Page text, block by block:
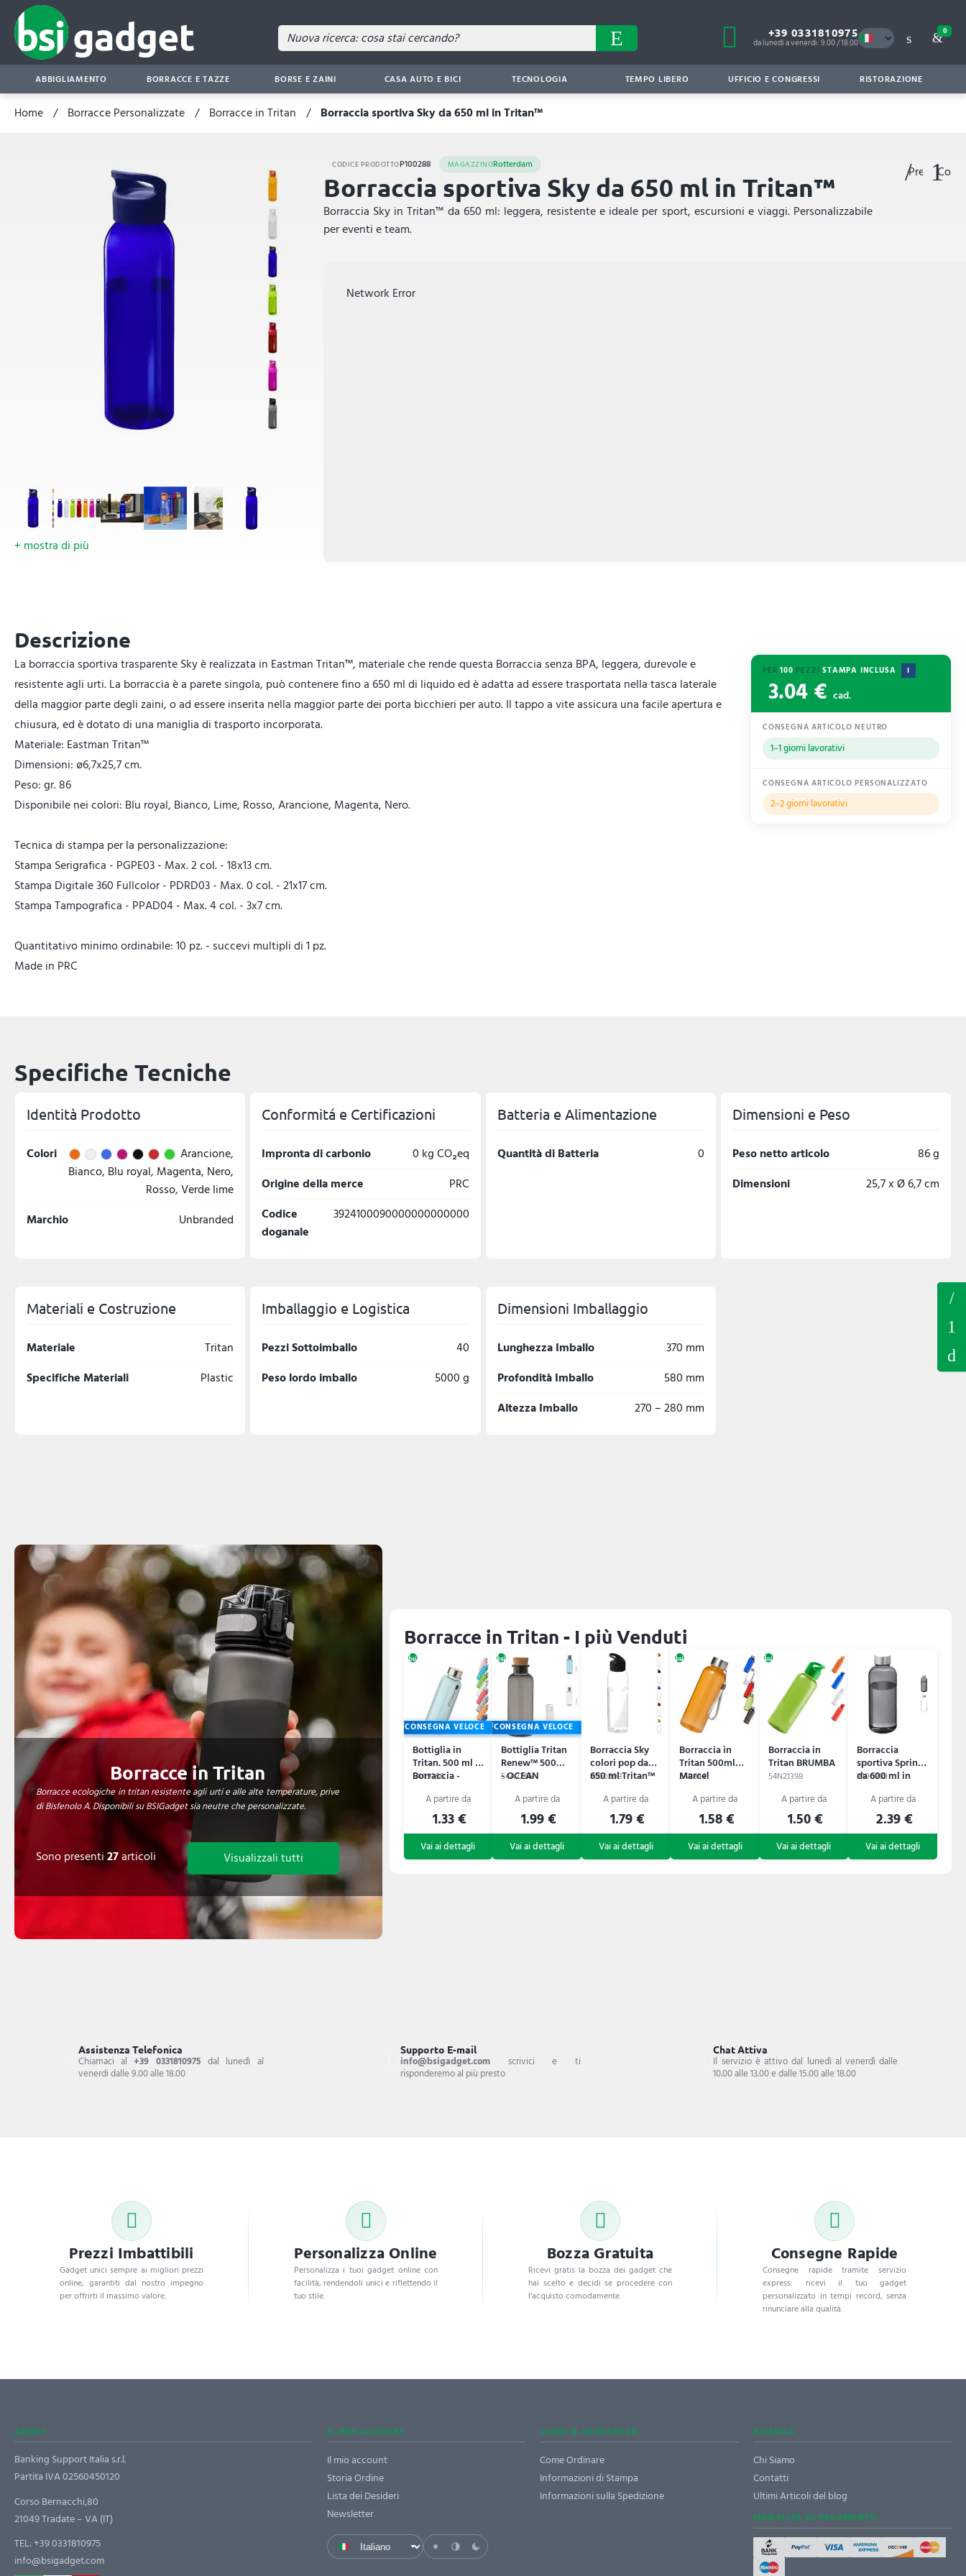
+39 0331810975
da lunedì a venerdì: 9.00 / 18.00
0
ABBIGLIAMENTO BORRACCE E TAZZE BORSE E ZAINI CASA AUTO E BICI TECNOLOGIA TEMPO LIBERO UFFICIO E CONGRESSI RISTORAZIONE
Home Borracce Personalizzate Borracce in Tritan Borraccia sportiva Sky da 650 ml in Tritan™
CODICE PRODOTTOP100288 MAGAZZINORotterdam
Borraccia sportiva Sky da 650 ml in Tritan™
Borraccia Sky in Tritan™ da 650 ml: leggera, resistente e ideale per sport, escursioni e viaggi. Personalizzabile
per eventi e team.
+ mostra di più
Preferiti
Network Error
Descrizione
La borraccia sportiva trasparente Sky è realizzata in Eastman Tritan™, materiale che rende questa Borraccia senza BPA, leggera, durevole e
resistente agli urti. La borraccia è a parete singola, può contenere fino a 650 ml di liquido ed è adatta ad essere trasportata nella tasca laterale
della maggior parte degli zaini, o ad essere inserita nella maggior parte dei porta bicchieri per auto. Il tappo a vite assicura una facile apertura e
chiusura, ed è dotato di una maniglia di trasporto incorporata.
Materiale: Eastman Tritan™
Dimensioni: ø6,7x25,7 cm.
Peso: gr. 86
Disponibile nei colori: Blu royal, Bianco, Lime, Rosso, Arancione, Magenta, Nero.
Tecnica di stampa per la personalizzazione:
Stampa Serigrafica - PGPE03 - Max. 2 col. - 18x13 cm.
Stampa Digitale 360 Fullcolor - PDRD03 - Max. 0 col. - 21x17 cm.
Stampa Tampografica - PPAD04 - Max. 4 col. - 3x7 cm.
Quantitativo minimo ordinabile: 10 pz. - succevi multipli di 1 pz.
Made in PRC
PER100 PEZZISTAMPA INCLUSA I
3.04 € cad.
CONSEGNA ARTICOLO NEUTRO
1–1 giorni lavorativi
CONSEGNA ARTICOLO PERSONALIZZATO
2–2 giorni lavorativi
Specifiche Tecniche
Identità Prodotto
Colori
Arancione,
Bianco, Blu royal, Magenta, Nero,
Rosso, Verde lime
Marchio
Unbranded
Conformitá e Certificazioni
Impronta di carbonio
0 kg CO₂eq
Origine della merce
PRC
Codice
doganale
3924100090000000000000
Batteria e Alimentazione
Quantità di Batteria 0
Dimensioni e Peso
Peso netto articolo
86 g
Dimensioni
25,7 x Ø 6,7 cm
Materiali e Costruzione
Materiale
Tritan
Specifiche Materiali
Plastic
Imballaggio e Logistica
Pezzi Sottoimballo
40
Peso lordo imballo
5000 g
Dimensioni Imballaggio
Lunghezza Imballo
370 mm
Profondità Imballo
580 mm
Altezza Imballo
270 – 280 mm
Borracce in Tritan
Borracce ecologiche in tritan resistente agli urti e alle alte temperature, prive
di Bisfenolo A. Disponibili su BSIGadget sia neutre che personalizzate.
Sono presenti27articoli Visualizzali tutti
Borracce in Tritan - I più Venduti
CONSEGNA VELOCE
Bottiglia in
Tritan. 500 ml -
Borraccia -
54A9356
1.33 €
CONSEGNA VELOCE
Bottiglia Tritan
Renew™ 500ml
- OCEAN
54A2266
1.99 €
Borraccia Sky
colori pop da
650 ml Tritan™
P100508
1.79 €
Borraccia in
Tritan 500ml
Marcel
54B8941
1.58 €
Borraccia in
Tritan BRUMBA
54N21398
1.50 €
Borraccia
sportiva Spring
da 600 ml in
P100289
2.39 €
Assistenza Telefonica
Chiamaci al+39 0331810975 dal lunedì al
venerdi dalle 9.00 alle 18.00
Supporto E-mail
info@bsigadget.comscrivici e ti
risponderemo al più presto
Chat Attiva
Il servizio è attivo dal lunedì al venerdì dalle
10.00 alle 13.00 e dalle 15.00 alle 18.00
Prezzi Imbattibili
Gadget unici sempre ai migliori prezzi
online, garantiti dal nostro impegno
per offrirti il massimo valore.
Personalizza Online
Personalizza i tuoi gadget online con
facilità, rendendoli unici e riflettendo il
tuo stile.
Bozza Gratuita
Ricevi gratis la bozza dei gadget che
hai scelto e decidi se procedere con
l'acquisto comodamente.
Consegne Rapide
Consegne rapide tramite servizio
express: ricevi il tuo gadget
personalizzato in tempi record, senza
rinunciare alla qualità.
ABOUT
Banking Support Italia s.r.l.
Partita IVA 02560450120
Corso Bernacchi,80
21049 Tradate – VA (IT)
TEL:+39 0331810975
info@bsigadget.com
IL MIO ACCOUNT
Il mio account
Storia Ordine
Lista dei Desideri
Newsletter
GUIDE E ASSISTENZA
Come Ordinare
Informazioni di Stampa
Informazioni sulla Spedizione
AZIENDA
Chi Siamo
Contatti
Ultimi Articoli del blog
MODALITÀ DI PAGAMENTO